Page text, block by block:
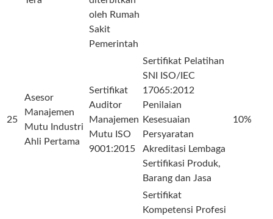
oleh Rumah
Sakit
Pemerintah
25
Asesor
Manajemen
Mutu Industri
Ahli Pertama
Sertifikat
Auditor
Manajemen
Mutu ISO
9001:2015
Sertifikat Pelatihan
SNI ISO/IEC
17065:2012
Penilaian
Kesesuaian
Persyaratan
Akreditasi Lembaga
Sertifikasi Produk,
Barang dan Jasa
10%
Sertifikat
Kompetensi Profesi